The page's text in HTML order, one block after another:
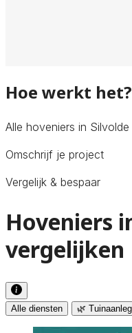
Hoe werkt het?
Alle hoveniers in Silvolde
Omschrijf je project
Vergelijk & bespaar
Hoveniers
vergelijken
Alle diensten 🌿 Tuinaanleg